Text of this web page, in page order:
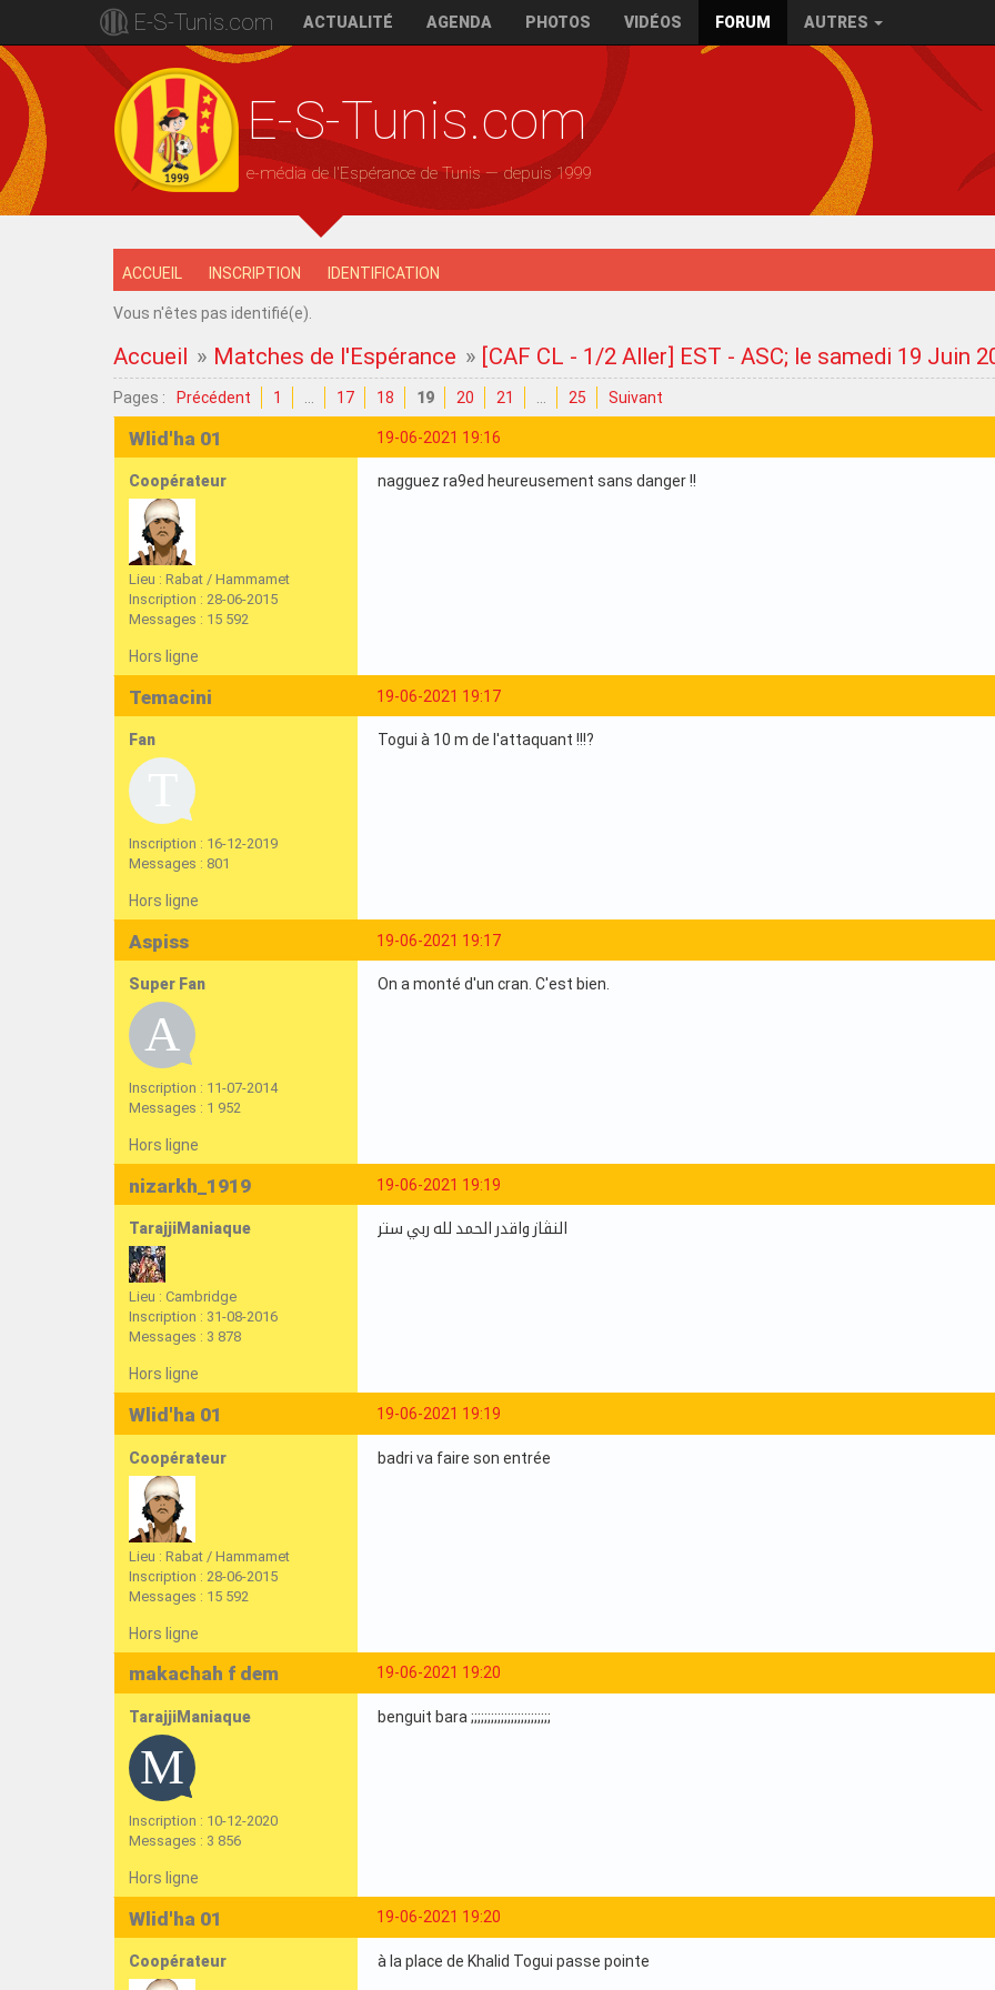
E-S-Tunis.com ACTUALITÉ AGENDA PHOTOS VIDÉOS FORUM AUTRES
E-S-Tunis.com
e-média de l'Espérance de Tunis — depuis 1999
ACCUEIL INSCRIPTION IDENTIFICATION
Vous n'êtes pas identifié(e).
Accueil » Matches de l'Espérance » [CAF CL - 1/2 Aller] EST - ASC; le samedi 19 Juin
Pages : Précédent 1 17 18 19 20 21 25 Suivant
19-06-2021 19:16
Wlid'ha 01
Coopérateur
Lieu : Rabat / Hammamet
Inscription : 28-06-2015
Messages : 15 592
nagguez ra9ed heureusement sans danger !!
Hors ligne
19-06-2021 19:17
Temacini
Fan
Inscription : 16-12-2019
Messages : 801
Togui à 10 m de l'attaquant !!!?
Hors ligne
19-06-2021 19:17
Aspiss
Super Fan
Inscription : 11-07-2014
Messages : 1 952
On a monté d'un cran. C'est bien.
Hors ligne
19-06-2021 19:19
nizarkh_1919
TarajjiManiaque
Lieu : Cambridge
Inscription : 31-08-2016
Messages : 3 878
النڤاز واقدر الحمد لله ربي ستر
Hors ligne
19-06-2021 19:19
Wlid'ha 01
Coopérateur
Lieu : Rabat / Hammamet
Inscription : 28-06-2015
Messages : 15 592
badri va faire son entrée
Hors ligne
19-06-2021 19:20
makachah f dem
TarajjiManiaque
Inscription : 10-12-2020
Messages : 3 856
benguit bara ;;;;;;;;;;;;;;;;;;;;;;;;
Hors ligne
19-06-2021 19:20
Wlid'ha 01
Coopérateur à la place de Khalid Togui passe pointe